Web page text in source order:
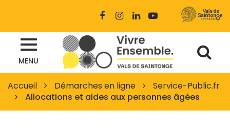
Lien
compte
Facebook
Lien
le
compte
Instagram
Lien
le
compte
Linkedin
chaîne
Youtube
MENU Site
officiel
des
Vals
de
Saintonge
à
la
Accueil Démarches en ligne
Service-Public.fr
Allocations et aides aux personnes âgées